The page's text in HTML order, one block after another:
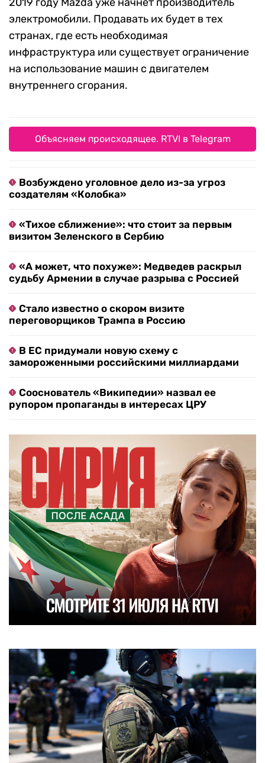
электромобили. Продавать их будет в тех
странах, где есть необходимая
инфраструктура или существует ограничение
на использование машин с двигателем
внутреннего сгорания.
Объясняем происходящее. RTVI в Telegram
Возбуждено уголовное дело из-за угроз
создателям «Колобка»
«Тихое сближение»: что стоит за первым
визитом Зеленского в Сербию
«А может, что похуже»: Медведев раскрыл
судьбу Армении в случае разрыва с Россией
Стало известно о скором визите
переговорщиков Трампа в Россию
В ЕС придумали новую схему с
замороженными российскими миллиардами
Сооснователь «Википедии» назвал ее
рупором пропаганды в интересах ЦРУ